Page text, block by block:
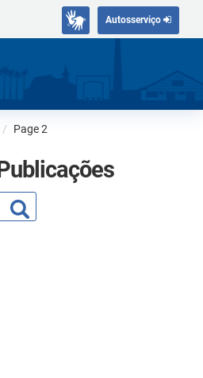
Autosserviço
Page 2